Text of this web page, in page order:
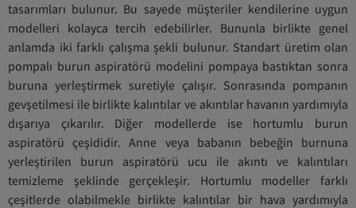
tasarımları bulunur. Bu sayede müşteriler kendilerine uygun
modelleri kolayca tercih edebilirler. Bununla birlikte genel
anlamda iki farklı çalışma şekli bulunur. Standart üretim olan
pompalı burun aspiratörü modelini pompaya bastıktan sonra
buruna yerleştirmek suretiyle çalışır. Sonrasında pompanın
gevşetilmesi ile birlikte kalıntılar ve akıntılar havanın yardımıyla
dışarıya çıkarılır. Diğer modellerde ise hortumlu burun
aspiratörü çeşididir. Anne veya babanın bebeğin burnuna
yerleştirilen burun aspiratörü ucu ile akıntı ve kalıntıları
temizleme şeklinde gerçekleşir. Hortumlu modeller farklı
çeşitlerde olabilmekle birlikte kalıntılar bir hava yardımıyla